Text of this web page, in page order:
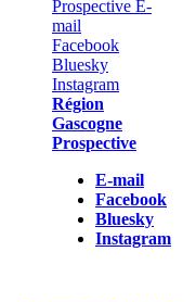
Région
Gascogne
Prospective
E-mail
Facebook
Bluesky
Instagram